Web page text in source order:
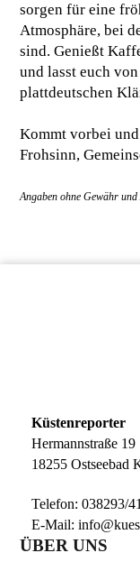
sorgen für eine
Atmosphäre, bei
sind. Genießt
und lasst euch
plattdeutschen
Kommt vorbei
Frohsinn,
Küstenreporter
Hermannstraße 19
18255 Ostseebad
Telefon:038293/
E-Mail:
ÜBER UNS